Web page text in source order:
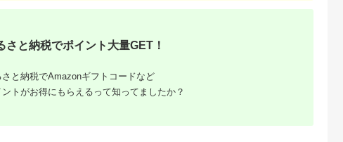
出典：ふるさとチョイ
知県 安城市
3000円分
出典：ふるなび
大分県 別府市
別府市内の旅館やホテ
ラ」ペア1泊2食付券
ーケーションお試し
さと納税でポイント大量GET！
さと納税でAmazonギフトコードなど
ントがお得にもらえるって知ってましたか？